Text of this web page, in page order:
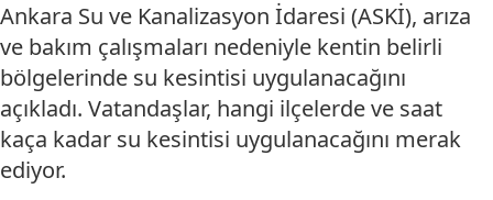
Ankara Su ve Kanalizasyon İdaresi (ASKİ), arıza
ve bakım çalışmaları nedeniyle kentin belirli
bölgelerinde su kesintisi uygulanacağını
açıkladı. Vatandaşlar, hangi ilçelerde ve saat
kaça kadar su kesintisi uygulanacağını merak
ediyor.